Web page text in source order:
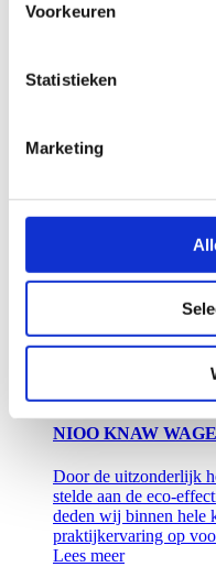
Voorkeuren
Statistieken
Marketing
De Berghege
onderwijsgebouw
architecten uit
Eindhoven.
De nieuwbouw heeft
vloeroppervlak van
dojo, een
Lees meer
NIOO KNAW
Door de uitzonderlijk
stelde aan de eco-
deden wij binnen hele
praktijkervaring op
Lees meer